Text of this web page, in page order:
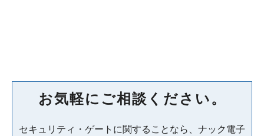
お気軽にご相談ください。
セキュリティ・ゲートに関することなら、ナック電子